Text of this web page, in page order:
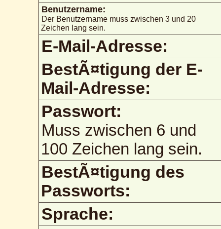
Benutzername:
Der Benutzername muss zwischen 3 und 20
Zeichen lang sein.
E-Mail-Adresse:
BestÃ¤tigung der E-
Mail-Adresse:
Passwort:
Muss zwischen 6 und
100 Zeichen lang sein.
BestÃ¤tigung des
Passworts:
Sprache: